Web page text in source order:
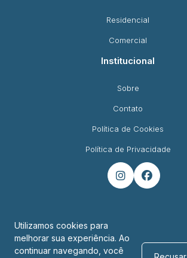
Residencial
Comercial
Institucional
Sobre
Contato
Política de Cookies
Política de Privacidade
 
Endereço
Utilizamos cookies para
melhorar sua experiência. Ao
continuar navegando, você